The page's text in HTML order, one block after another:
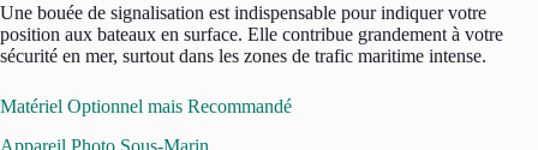
Une bouée de signalisation est indispensable pour indiquer votre
position aux bateaux en surface. Elle contribue grandement à votre
sécurité en mer, surtout dans les zones de trafic maritime intense.
Matériel Optionnel mais Recommandé
Appareil Photo Sous-Marin